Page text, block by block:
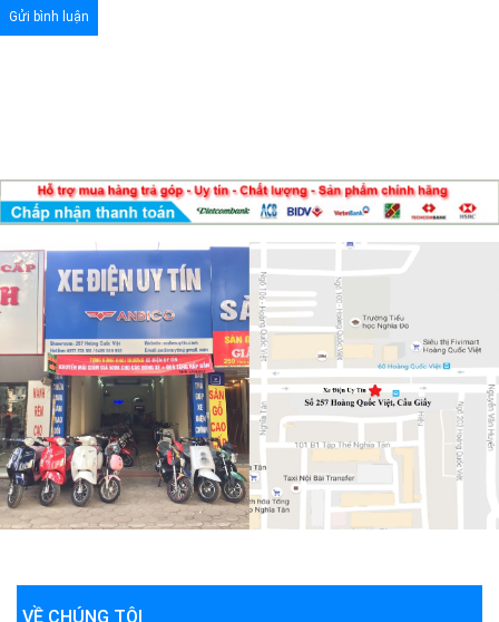
VỀ CHÚNG TÔI